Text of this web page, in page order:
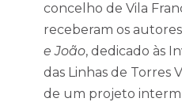
concelho de Vila
receberam os
e João, dedicado às
das Linhas de Torres
de um projeto